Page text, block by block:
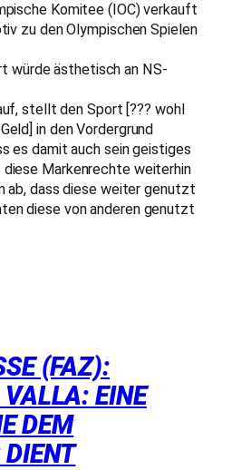
Komitee (IOC) verkauft
zu den Olympischen Spielen
würde ästhetisch an NS-
stellt den Sport [??? wohl
in den Vordergrund
es damit auch sein geistiges
diese Markenrechte weiterhin
ab, dass diese weiter genutzt
diese von anderen genutzt
(FAZ):
EINE
DEM